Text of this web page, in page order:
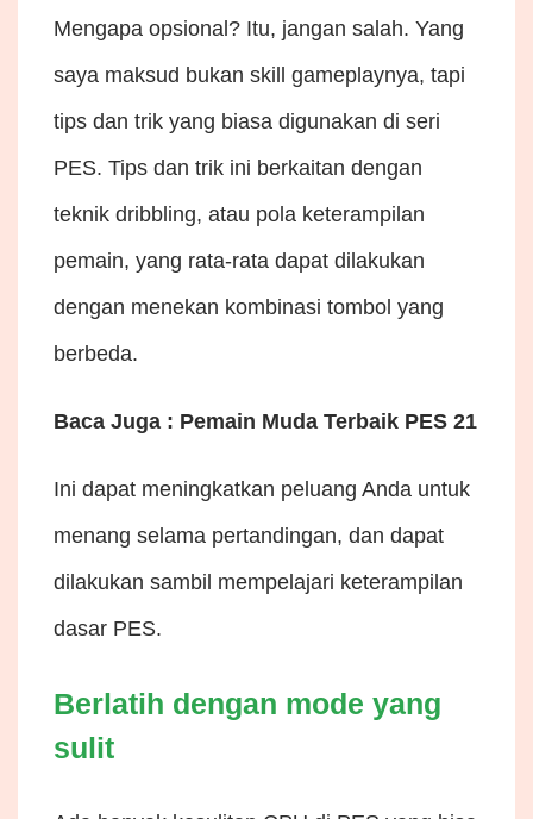
Mengapa opsional? Itu, jangan salah. Yang
saya maksud bukan skill gameplaynya, tapi
tips dan trik yang biasa digunakan di seri
PES. Tips dan trik ini berkaitan dengan
teknik dribbling, atau pola keterampilan
pemain, yang rata-rata dapat dilakukan
dengan menekan kombinasi tombol yang
berbeda.
Baca Juga : Pemain Muda Terbaik PES 21
Ini dapat meningkatkan peluang Anda untuk
menang selama pertandingan, dan dapat
dilakukan sambil mempelajari keterampilan
dasar PES.
Berlatih dengan mode yang
sulit